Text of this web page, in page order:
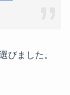
びました。